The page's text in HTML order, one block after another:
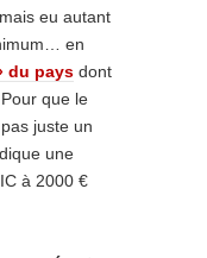
eu autant
en
du pays dont
que le
juste un
une
à 2000 €